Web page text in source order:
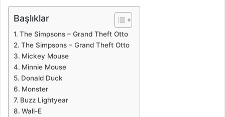
Başlıklar
The Simpsons – Grand Theft Otto
The Simpsons – Grand Theft Otto
Mickey Mouse
Minnie Mouse
Donald Duck
Monster
Buzz Lightyear
Wall-E